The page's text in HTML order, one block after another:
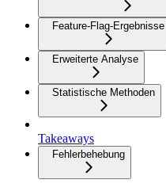
Feature-Flag-Ergebnisse
Erweiterte Analyse
Statistische Methoden
Takeaways
Fehlerbehebung